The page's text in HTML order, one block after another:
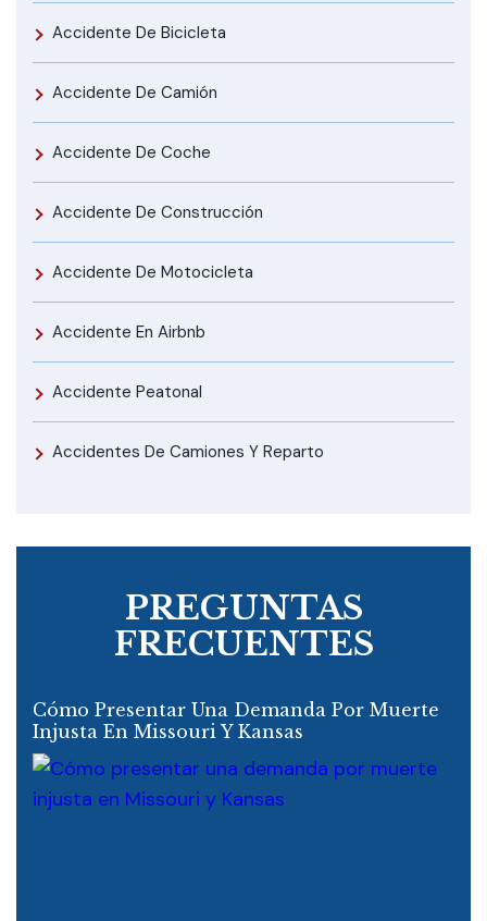
Accidente De Bicicleta
Accidente De Camión
Accidente De Coche
Accidente De Construcción
Accidente De Motocicleta
Accidente En Airbnb
Accidente Peatonal
Accidentes De Camiones Y Reparto
PREGUNTAS
FRECUENTES
Cómo Presentar Una Demanda Por Muerte
Injusta En Missouri Y Kansas